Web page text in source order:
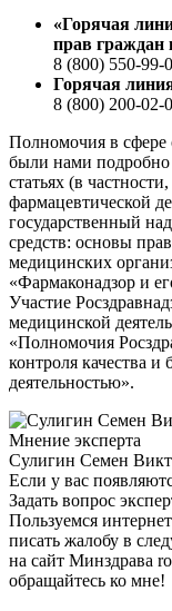
«Горячая
прав граждан
8 (800) 550-99-
Горячая
8 (800) 200-02-
Полномочия в сфере
были нами подробно
статьях (в
фармацевтической
государственный
средств: основы
медицинских
«Фармаконадзор и
Участие
медицинской
«Полномочия
контроля качества и
деятельностью».
Мнение эксперта
Сулигин Семен
Если у вас
Задать вопрос
Пользуемся
писать жалобу в
на сайт Минздрава
обращайтесь ко мне!